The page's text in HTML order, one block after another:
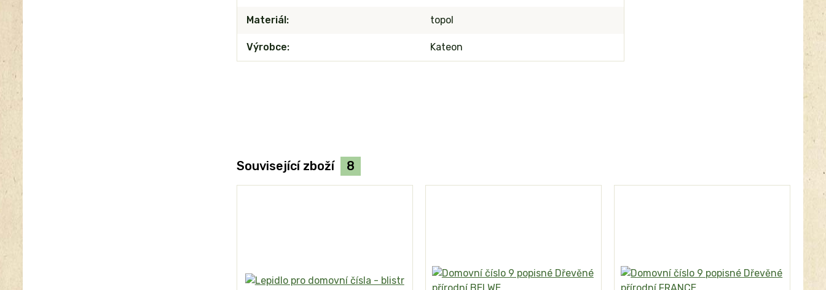
Materiál topol
Výrobce Kateon
Související zboží 8